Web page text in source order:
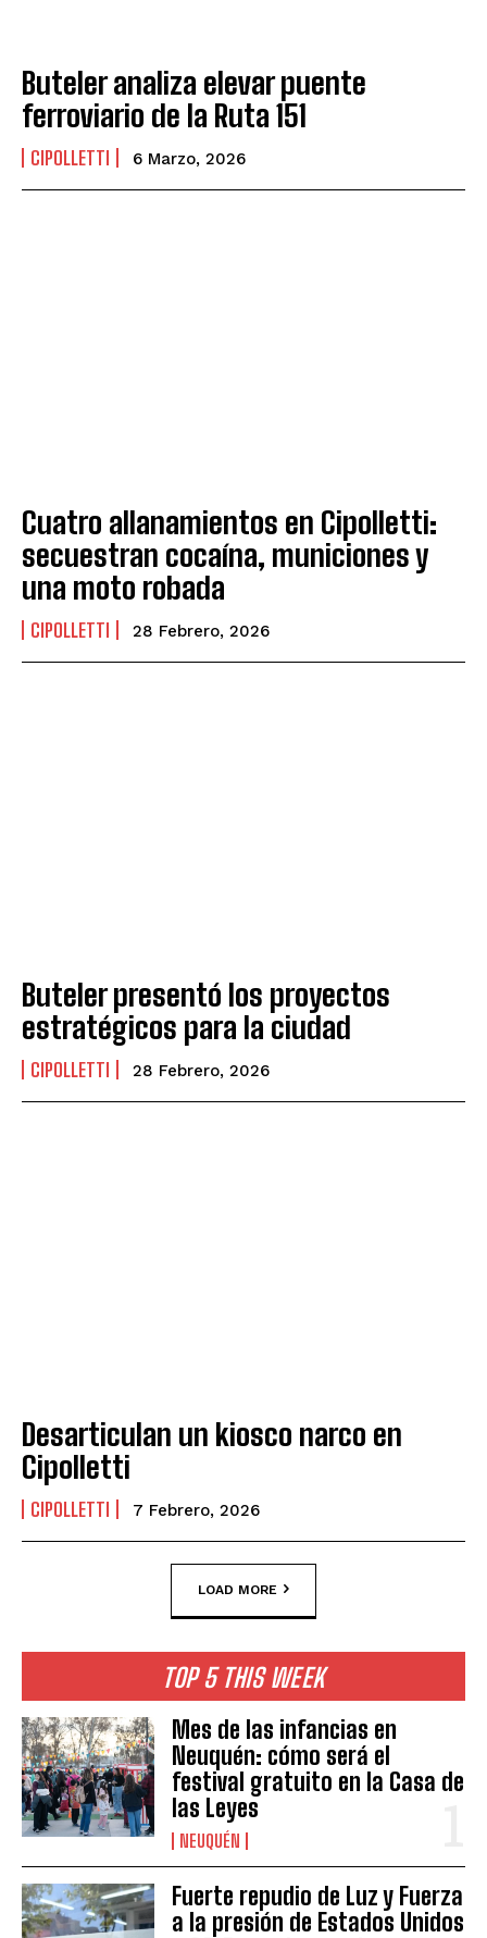
Buteler analiza elevar puente
ferroviario de la Ruta 151
CIPOLLETTI 6 Marzo, 2026
Cuatro allanamientos en Cipolletti:
secuestran cocaína, municiones y
una moto robada
CIPOLLETTI 28 Febrero, 2026
Buteler presentó los proyectos
estratégicos para la ciudad
CIPOLLETTI 28 Febrero, 2026
Desarticulan un kiosco narco en
Cipolletti
CIPOLLETTI 7 Febrero, 2026
LOAD MORE
TOP 5 THIS WEEK
Mes de las infancias en
Neuquén: cómo será el
festival gratuito en la Casa de
las Leyes
NEUQUÉN
Fuerte repudio de Luz y Fuerza
a la presión de Estados Unidos